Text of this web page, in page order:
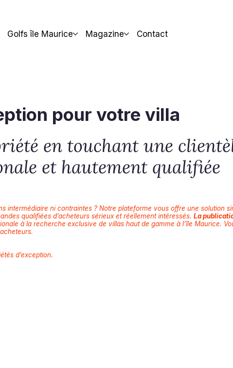
Golfs île Maurice Magazine Contact
pour votre villa
en touchant une
et hautement qualifiée
intermédiaire ni contraintes ? Notre plateforme vous offre une solution
qualifiées d’acheteurs sérieux et réellement intéressés. La
à la recherche exclusive de villas haut de gamme à l’île Maurice.
d’exception.